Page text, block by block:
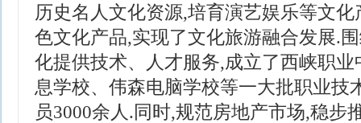
历史名人文化资源,培育演艺娱乐等文
色文化产品,实现了文化旅游融合发展.
化提供技术、人才服务,成立了西峡职
息学校、伟森电脑学校等一大批职业技
员3000余人.同时,规范房地产市场,稳步